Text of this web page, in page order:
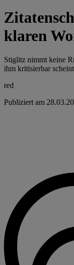
klaren
Stiglitz nimmt keine
ihm kritisierbar
red
Publiziert am